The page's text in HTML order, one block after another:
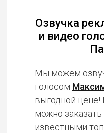
Озвучка
и видео
Мы можем
голосом
выгодной цене!
можно заказать
известными